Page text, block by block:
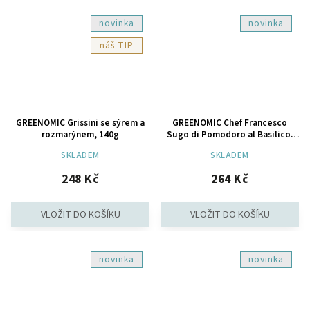
novinka
TIP
GREENOMIC Grissini se sýrem a
rozmarýnem, 140g
SKLADEM
248 Kč
novinka
GREENOMIC Chef Francesco
Sugo di Pomodoro al Basilico,
SKLADEM
264 Kč
novinka novinka